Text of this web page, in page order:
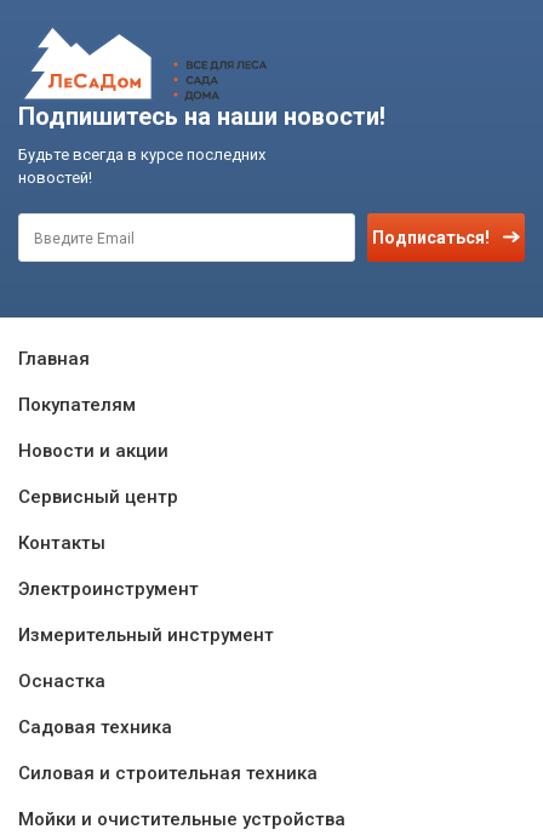
Подпишитесь на наши новости!
Будьте всегда в курсе последних
новостей!
Подписаться!
Главная
Покупателям
Новости и акции
Сервисный центр
Контакты
Электроинструмент
Измерительный инструмент
Оснастка
Садовая техника
Силовая и строительная техника
Мойки и очистительные устройства